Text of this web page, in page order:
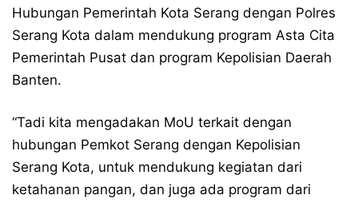
Hubungan Pemerintah Kota Serang dengan Polres
Serang Kota dalam mendukung program Asta Cita
Pemerintah Pusat dan program Kepolisian Daerah
Banten.
“Tadi kita mengadakan MoU terkait dengan
hubungan Pemkot Serang dengan Kepolisian
Serang Kota, untuk mendukung kegiatan dari
ketahanan pangan, dan juga ada program dari